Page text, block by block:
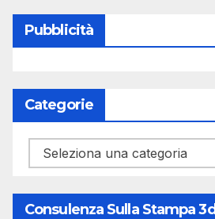
Pubblicità
Categorie
Categorie
Consulenza Sulla Stampa 3d